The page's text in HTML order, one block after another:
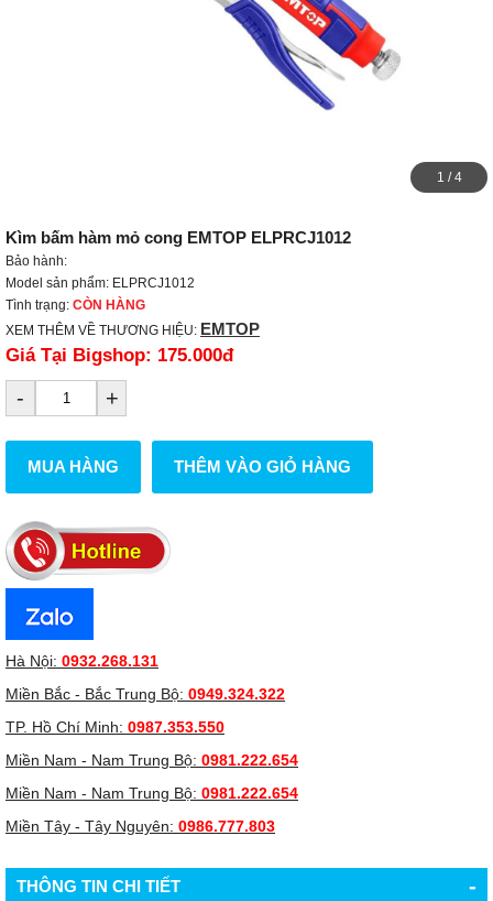
1 /4
Kìm bấm hàm mỏ cong EMTOP ELPRCJ1012
Bảo hành:
Model sản phẩm: ELPRCJ1012
Tình trạng: CÒN HÀNG
XEM THÊM VỀ THƯƠNG HIỆU: EMTOP
Giá Tại Bigshop: 175.000đ
- +
MUA HÀNG THÊM VÀO GIỎ HÀNG
Hà Nội: 0932.268.131
Miền Bắc - Bắc Trung Bộ: 0949.324.322
TP. Hồ Chí Minh: 0987.353.550
Miền Nam - Nam Trung Bộ: 0981.222.654
Miền Nam - Nam Trung Bộ: 0981.222.654
Miền Tây - Tây Nguyên: 0986.777.803
THÔNG TIN CHI TIẾT -